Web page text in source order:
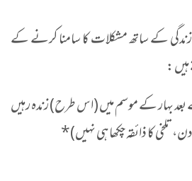
کے ساتھ مشکلات کا سامنا کرنے کے
:
بہار کے موسم میں (اس طرح) زندہ رہیں
کا ذائقہ چکھا ہی نہیں)*